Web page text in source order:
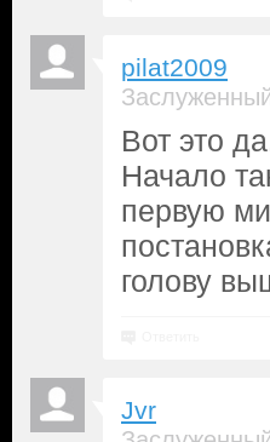
pilat2009
Вот это
Начало
первую
голову
Jvr